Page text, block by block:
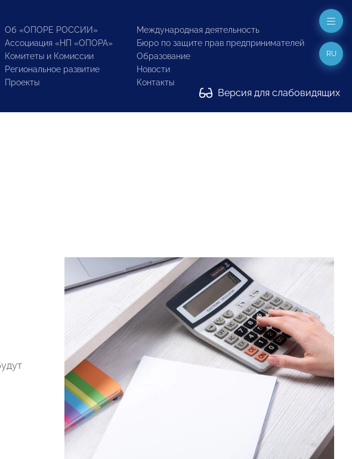
Об «ОПОРЕ РОССИИ»
Ассоциация «НП «ОПОРА»
Комитеты и Комиссии
Региональное развитие
Проекты
Международная деятельность
Бюро по защите прав предпринимателей
Образование
Новости
Контакты
Версия для слабовидящих
RU